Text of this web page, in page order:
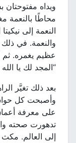
ويداه
محاطًا بالنعمة
النعمة إلى
والنعمة. في ذلك
عظيم يغمره. ثم
“المجد لك يا الله
بعد ذلك تغيَّر
وأصبحت كل
على معرفة
تدهورت صحته
إلى العالم.